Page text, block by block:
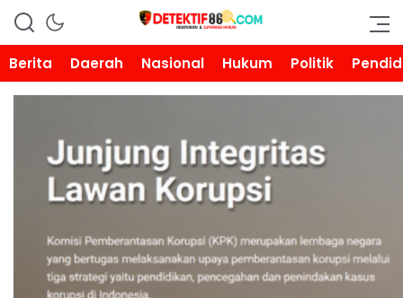
DETEKTIF86.COM
Berita
Daerah Nasional Hukum Politik